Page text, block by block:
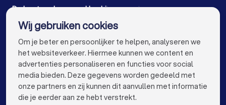
Schoonmaakbedrijven in Velserbroek
Schoonmaakbedrijven in Rotterdam
Schoonmaakbedrijven in Den Haag
Schoonmaakbedrijven in Utrecht
Schoonmaakbedrijven in Eindhoven
De beste schoonmaakbedrijven voor jou
VOOR PARTICULIEREN keyboard_arrow_down
Wij gebruiken cookies
Om je beter en persoonlijker te helpen, analyseren we
het websiteverkeer. Hiermee kunnen we content en
advertenties personaliseren en functies voor social
media bieden. Deze gegevens worden gedeeld met
onze partners en zij kunnen dit aanvullen met informatie
die je eerder aan ze hebt verstrekt.